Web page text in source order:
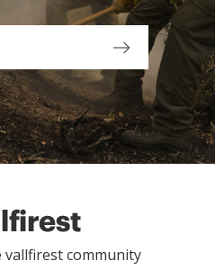
vallfirest community